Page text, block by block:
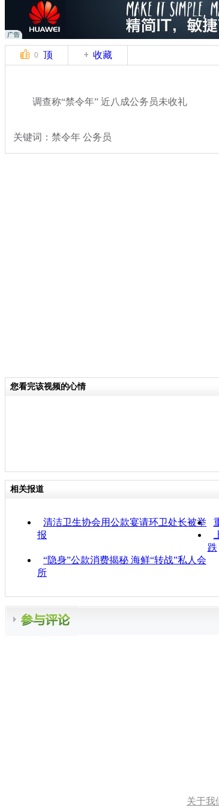
0 顶 收藏
调查称“禁令年” 近八成公务员未收礼
关键词：禁令年 公务员
您看完该视频的心情
相关报道
清洁卫生协会用公款宴请环卫处长被举
报
跌
“隐身”公款消费揭秘 海鲜“转战”私人会
所
关于我